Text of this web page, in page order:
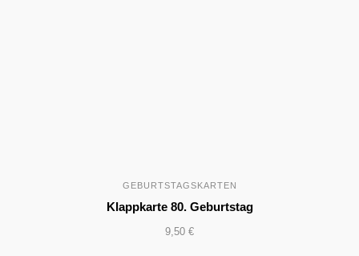
GEBURTSTAGSKARTEN
Klappkarte 80. Geburtstag
9,50 €